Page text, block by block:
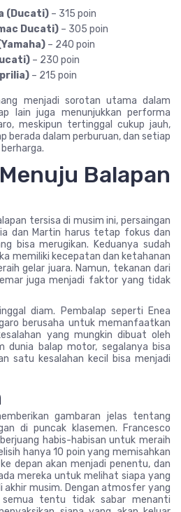
(Ducati) – 315 poin
Ducati) – 305 poin
– 240 poin
– 230 poin
– 215 poin
menjadi sorotan utama dalam
lain juga menunjukkan performa
meskipun tertinggal cukup jauh,
berada dalam perburuan, dan setiap
Balapan
tersisa di musim ini, persaingan
dan Martin harus tetap fokus dan
bisa merugikan. Keduanya sudah
memiliki kecepatan dan ketahanan
gelar juara. Namun, tekanan dari
juga menjadi faktor yang tidak
diam. Pembalap seperti Enea
berusaha untuk memanfaatkan
yang mungkin dibuat oleh
dunia balap motor, segalanya bisa
satu kesalahan kecil bisa menjadi
gambaran jelas tentang
di puncak klasemen. Francesco
habis-habisan untuk meraih
hanya 10 poin yang memisahkan
depan akan menjadi penentu, dan
mereka untuk melihat siapa yang
akhir musim. Dengan atmosfer yang
tentu tidak sabar menanti